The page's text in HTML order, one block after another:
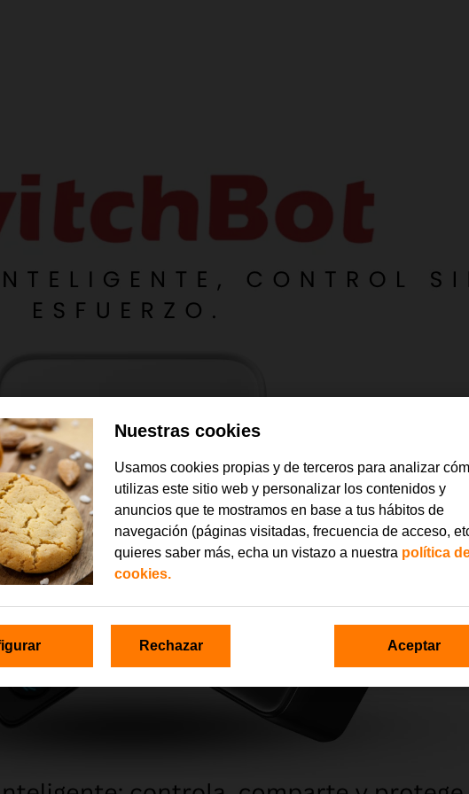
Nuestras cookies
Usamos cookies propias y de terceros para analizar
utilizas este sitio web y personalizar los contenidos y
anuncios que te mostramos en base a tus hábitos de
navegación (páginas visitadas, frecuencia de acceso,
quieres saber más, echa un vistazo a nuestra política
cookies.
Rechazar Aceptar